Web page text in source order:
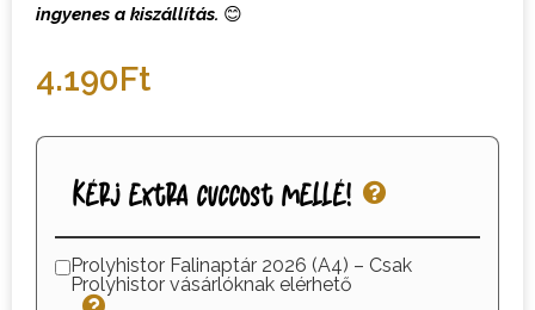
ingyenes a kiszállítás. 😊
4.190Ft
Kérj extra cuccost mellé!
Prolyhistor Falinaptár 2026 (A4) – Csak
Prolyhistor vásárlóknak elérhető